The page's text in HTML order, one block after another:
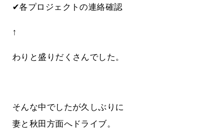
✔各プロジェクトの連絡確認
↑
わりと盛りだくさんでした。
そんな中でしたが久しぶりに
妻と秋田方面へドライブ。